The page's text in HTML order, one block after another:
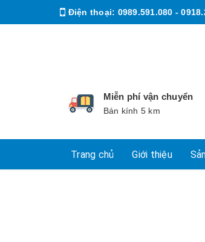
Điện thoại: 0989.591.080 -
Miễn phí vận chuyển
Bán kính 5 km
Trang chủ Giới thiệu